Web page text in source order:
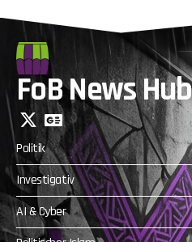
FoB News Hub
Politik
Investigativ
AI & Cyber